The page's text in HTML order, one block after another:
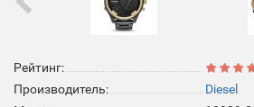
Рейтинг:
Производитель:
Diesel